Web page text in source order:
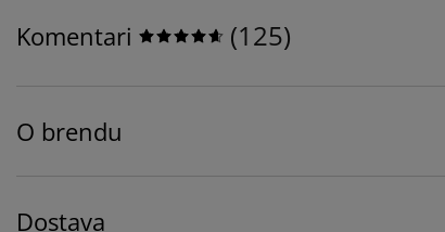
Komentari (125)
O brendu
Dostava